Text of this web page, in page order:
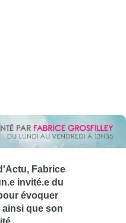
Fabrice
invité.e du
évoquer
ainsi que son